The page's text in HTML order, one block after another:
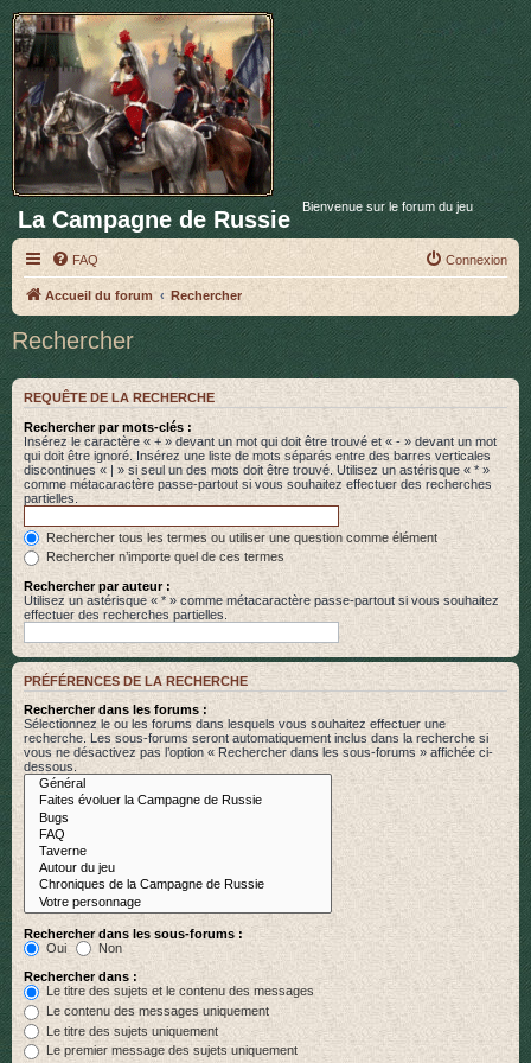
La Campagne de Russie Bienvenue sur le forum du jeu
FAQ Connexion
Accueil du forum Rechercher
Rechercher
REQUÊTE DE LA RECHERCHE
Rechercher par mots-clés :
Insérez le caractère « + » devant un mot qui doit être trouvé et « - » devant un mot
qui doit être ignoré. Insérez une liste de mots séparés entre des barres verticales
discontinues « | » si seul un des mots doit être trouvé. Utilisez un astérisque « * »
comme métacaractère passe-partout si vous souhaitez effectuer des recherches
partielles.
Rechercher tous les termes ou utiliser une question comme élément
Rechercher n’importe quel de ces termes
Rechercher par auteur :
Utilisez un astérisque « * » comme métacaractère passe-partout si vous souhaitez
effectuer des recherches partielles.
PRÉFÉRENCES DE LA RECHERCHE
Rechercher dans les forums :
Sélectionnez le ou les forums dans lesquels vous souhaitez effectuer une
recherche. Les sous-forums seront automatiquement inclus dans la recherche si
vous ne désactivez pas l’option « Rechercher dans les sous-forums » affichée ci-
dessous.
Rechercher dans les sous-forums :
Oui
Non
Rechercher dans :
Le titre des sujets et le contenu des messages
Le contenu des messages uniquement
Le titre des sujets uniquement
Le premier message des sujets uniquement